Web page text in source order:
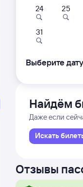
9,4
Альфатор
Кешбэк 204
Ишим
из Новокузнецка
12:45
Дни следования
Найдём
Даже если
Искать
Отзывы
24 25
31
Выберите дату